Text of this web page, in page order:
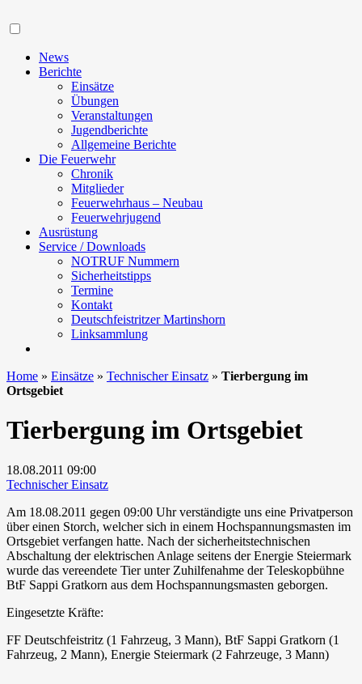
News
Berichte
Einsätze
Übungen
Veranstaltungen
Jugendberichte
Allgemeine Berichte
Die Feuerwehr
Chronik
Mitglieder
Feuerwehrhaus – Neubau
Feuerwehrjugend
Ausrüstung
Service / Downloads
NOTRUF Nummern
Sicherheitstipps
Termine
Kontakt
Deutschfeistritzer Martinshorn
Linksammlung
Home » Einsätze » Technischer Einsatz » Tierbergung im
Ortsgebiet
Tierbergung im Ortsgebiet
18.08.2011 09:00
Technischer Einsatz
Am 18.08.2011 gegen 09:00 Uhr verständigte uns eine Privatperson
über einen Storch, welcher sich in einem Hochspannungsmasten im
Ortsgebiet verfangen hatte. Nach der sicherheitstechnischen
Abschaltung der elektrischen Anlage seitens der Energie Steiermark
wurde das vereendete Tier unter Zuhilfenahme der Teleskopbühne
BtF Sappi Gratkorn aus dem Hochspannungsmasten geborgen.
Eingesetzte Kräfte:
FF Deutschfeistritz (1 Fahrzeug, 3 Mann), BtF Sappi Gratkorn (1
Fahrzeug, 2 Mann), Energie Steiermark (2 Fahrzeuge, 3 Mann)